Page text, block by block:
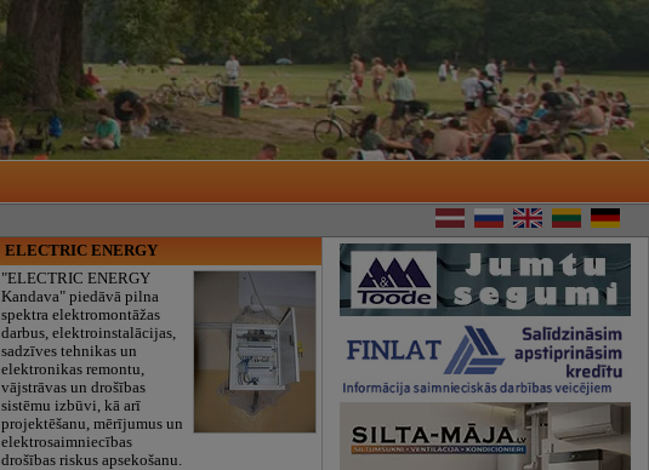
ELECTRIC ENERGY
"ELECTRIC ENERGY
Kandava" piedāvā pilna
spektra elektromontāžas
darbus, elektroinstalācijas,
sadzīves tehnikas un
elektronikas remontu,
vājstrāvas un drošības
sistēmu izbūvi, kā arī
projektēšanu, mērījumus un
elektrosaimniecības
drošības riskus apsekošanu.